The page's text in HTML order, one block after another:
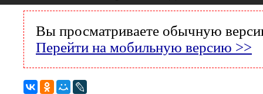
Вы просматриваете обычную
Перейти на мобильную версию >>